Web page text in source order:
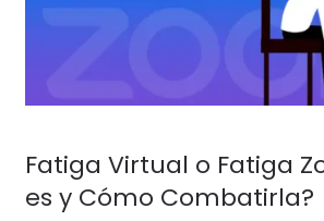
Fatiga Virtual o Fatiga
es y Cómo Combatirla?